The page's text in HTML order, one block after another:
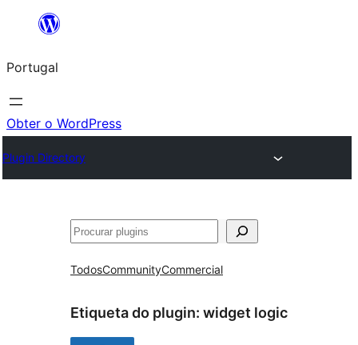
Saltar
o
conteúdo
Portugal
Obter o WordPress
Plugin Directory
Pesquisar
TodosCommunityCommercial
Etiqueta do plugin: widget logic